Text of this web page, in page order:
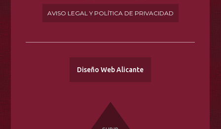
AVISO LEGAL Y POLÍTICA DE PRIVACIDAD
Diseño Web Alicante